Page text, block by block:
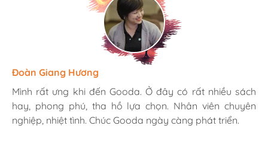
Hương Suri
Mình rất ưng khi đến Gooda. Ở đây có rất nhiều sách
hay, phong phú, tha hồ lựa chọn. Nhân viên chuyên
nghiệp, nhiệt tình. Chúc Gooda ngày càng phát triển.
Đoàn Giang Hương
Mình rất ưng khi đến Gooda. Ở đây có rất nhiều sách
hay, phong phú, tha hồ lựa chọn. Nhân viên chuyên
nghiệp, nhiệt tình. Chúc Gooda ngày càng phát triển.
Ngọc Anh
Mình rất ưng khi đến Gooda. Ở đây có rất nhiều sách
hay, phong phú, tha hồ lựa chọn. Nhân viên chuyên
nghiệp, nhiệt tình. Chúc Gooda ngày càng phát triển.